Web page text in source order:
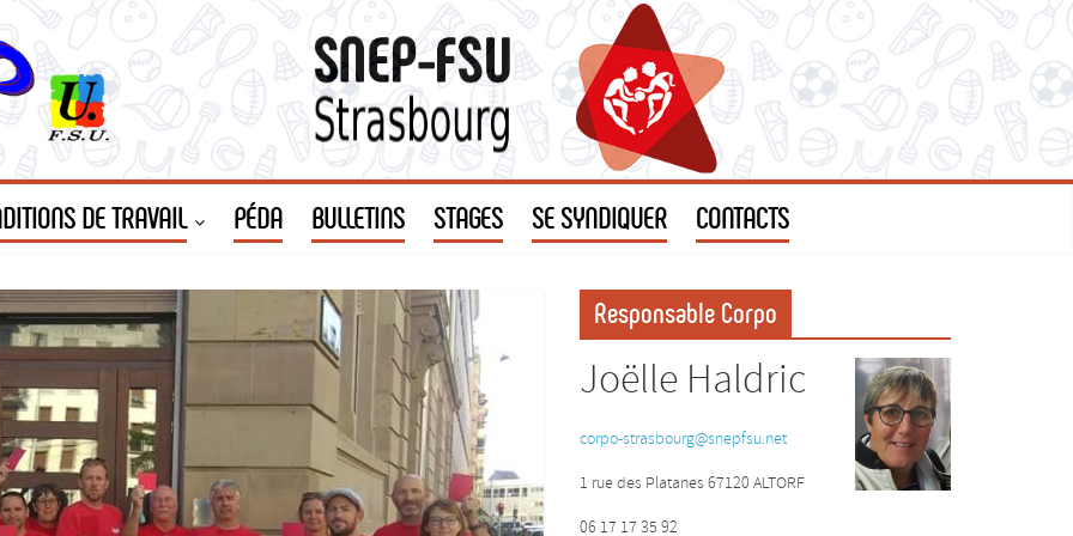
DE TRAVAIL PÉDA BULLETINS STAGES SE SYNDIQUER CONTACTS
Responsable Corpo
Joëlle Haldric
corpo-strasbourg@snepfsu.net
1 rue des Platanes 67120 ALTORF
06 17 17 35 92